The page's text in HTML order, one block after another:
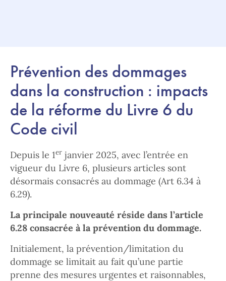
Prévention des dommages
dans la construction : impacts
de la réforme du Livre 6 du
Code civil
Depuis le 1er janvier 2025, avec l’entrée en
vigueur du Livre 6, plusieurs articles sont
désormais consacrés au dommage (Art 6.34 à
6.29).
La principale nouveauté réside dans l’article
6.28 consacrée à la prévention du dommage.
Initialement, la prévention/limitation du
dommage se limitait au fait qu’une partie
prenne des mesures urgentes et raisonnables,